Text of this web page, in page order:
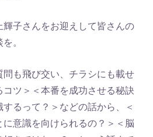
子さんをお迎えして皆さんの
。
も飛び交い、チラシにも載せ
ツ＞＜本番を成功させる秘訣
るって？＞などの話から、＜
意識を向けられるの？＞＜脳